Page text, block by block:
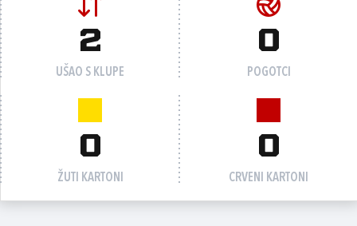
2
UŠAO S KLUPE
0
POGOTCI
0
ŽUTI KARTONI
0
CRVENI KARTONI